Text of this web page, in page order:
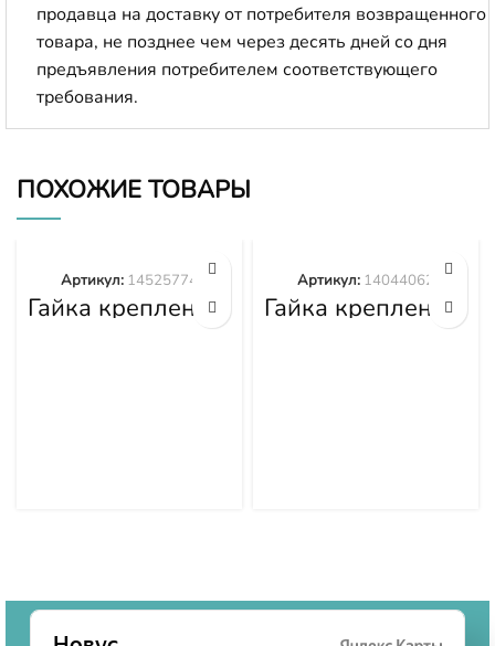
продавца на доставку от потребителя возвращенного
товара, не позднее чем через десять дней со дня
предъявления потребителем соответствующего
требования.
ПОХОЖИЕ ТОВАРЫ
Гайка крепления
башмака
Артикул: 14525774
Гайка крепления
башмака
Артикул: 14044062